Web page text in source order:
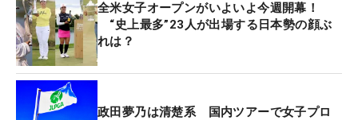
全米女子オープンがいよいよ今週開幕！
“史上最多”23人が出場する日本勢の顔ぶ
れは？
政田夢乃は清楚系 国内ツアーで女子プロ